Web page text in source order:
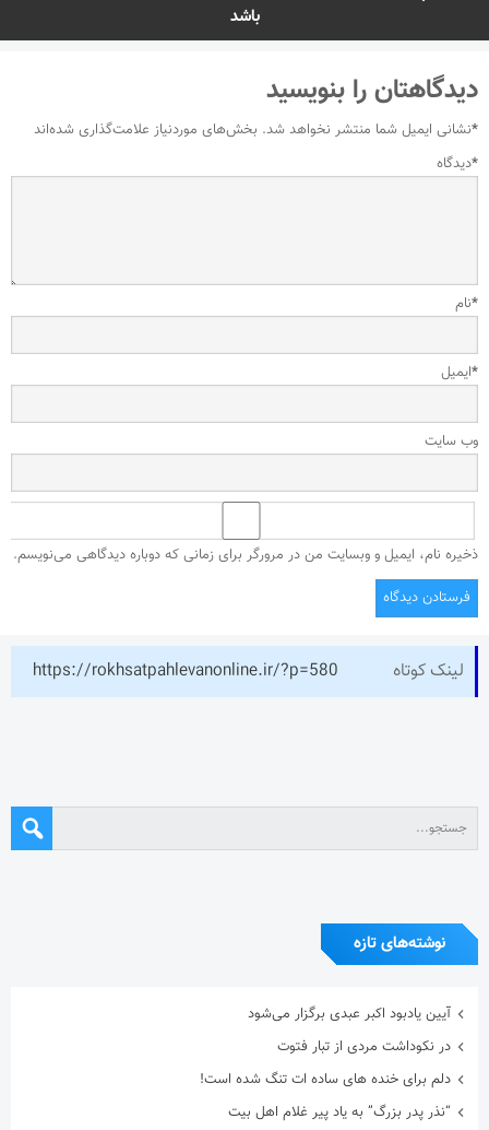
باشد
دیدگاهتان را بنویسید
نشانی ایمیل شما منتشر نخواهد شد. بخش‌های موردنیاز علامت‌گذاری شده‌اند
*
دیدگاه*
نام*
ایمیل*
وب‌ سایت
ذخیره نام، ایمیل و وبسایت من در مرورگر برای زمانی که دوباره دیدگاهی می‌نویسم.
لینک کوتاه https://rokhsatpahlevanonline.ir/?p=580
نوشته‌های تازه
آیین یادبود اکبر عبدی برگزار می‌شود
در نکوداشت مردی از تبار فتوت
دلم برای خنده های ساده ات تنگ شده است!
“نذر پدر بزرگ” به یاد پیر غلام اهل بیت